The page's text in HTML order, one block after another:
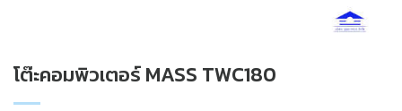
โต๊ะคอมพิวเตอร์ MASS TWC180